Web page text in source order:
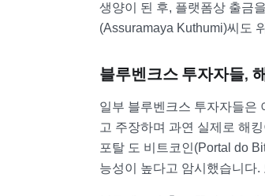
생양이 된 후, 플랫폼상 출금
(Assuramaya Kuthumi)씨도
블루벤크스 투자자들,
일부 블루벤크스 투자자들은
고 주장하며 과연 실제로 해
포탈 도 비트코인(Portal do
능성이 높다고 암시했습니다.